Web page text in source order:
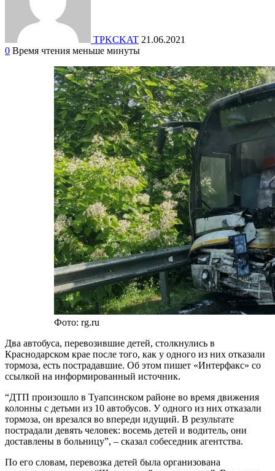
TPKCKAT 21.06.2021
0 Время чтения меньше минуты
Фото: rg.ru
Два автобуса, перевозившие детей, столкнулись в
Краснодарском крае после того, как у одного из них отказали
тормоза, есть пострадавшие. Об этом пишет «Интерфакс» со
ссылкой на информированный источник.
“ДТП произошло в Туапсинском районе во время движения
колонны с детьми из 10 автобусов. У одного из них отказали
тормоза, он врезался во впереди идущий. В результате
пострадали девять человек: восемь детей и водитель, они
доставлены в больницу”, – сказал собеседник агентства.
По его словам, перевозка детей была организована